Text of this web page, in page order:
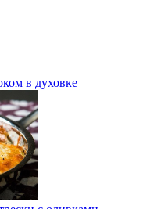
в духовке